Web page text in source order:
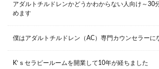
アダルトチルドレンかどうかわからない人向け～30
めます
僕はアダルトチルドレン（AC）専門カウンセラーに
K‘ｓセラピールームを開業して10年が経ちました